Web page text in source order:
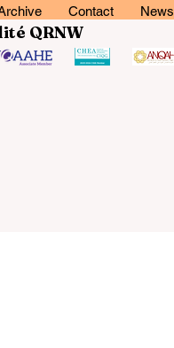
Contact News
QRNW